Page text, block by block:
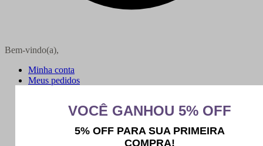
Bem-vindo(a),
Minha conta
Meus pedidos